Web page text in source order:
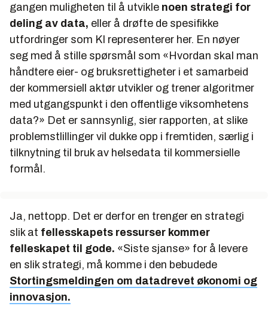
gangen muligheten til å utvikle noen strategi for
deling av data, eller å drøfte de spesifikke
utfordringer som KI representerer her. En nøyer
seg med å stille spørsmål som «Hvordan skal man
håndtere eier- og bruksrettigheter i et samarbeid
der kommersiell aktør utvikler og trener algoritmer
med utgangspunkt i den offentlige viksomhetens
data?» Det er sannsynlig, sier rapporten, at slike
problemstlillinger vil dukke opp i fremtiden, særlig i
tilknytning til bruk av helsedata til kommersielle
formål.
Ja, nettopp. Det er derfor en trenger en strategi
slik at fellesskapets ressurser kommer
felleskapet til gode. «Siste sjanse» for å levere
en slik strategi, må komme i den bebudede
Stortingsmeldingen om datadrevet økonomi og
innovasjon.